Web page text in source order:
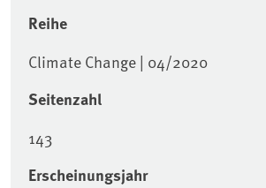
Reihe
Climate Change | 04/2020
Seitenzahl
143
Erscheinungsjahr